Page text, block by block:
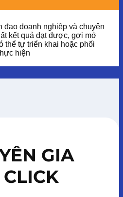
đạo doanh nghiệp và chuyên
kết quả đạt được, gợi mở
thể tự triển khai hoặc phối
hiện
GIA